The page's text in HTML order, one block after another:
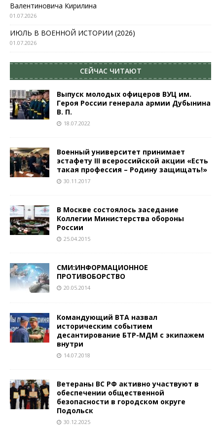
Валентиновича Кирилина
01.07.2026
ИЮЛЬ В ВОЕННОЙ ИСТОРИИ (2026)
01.07.2026
СЕЙЧАС ЧИТАЮТ
Выпуск молодых офицеров ВУЦ им.
Героя России генерала армии Дубынина
В.​ П.
18.07.2022
Военный университет принимает
эстафету III всероссийской акции «Есть
такая профессия – Родину защищать!»
30.11.2017
В Москве состоялось заседание
Коллегии Министерства обороны
России
25.04.2015
СМИ:ИНФОРМАЦИОННОЕ
ПРОТИВОБОРСТВО
20.05.2014
Командующий ВТА назвал
историческим событием
десантирование БТР-МДМ с экипажем
внутри
14.07.2018
Ветераны ВС РФ активно участвуют в
обеспечении общественной
безопасности в городском округе
Подольск
30.12.2025